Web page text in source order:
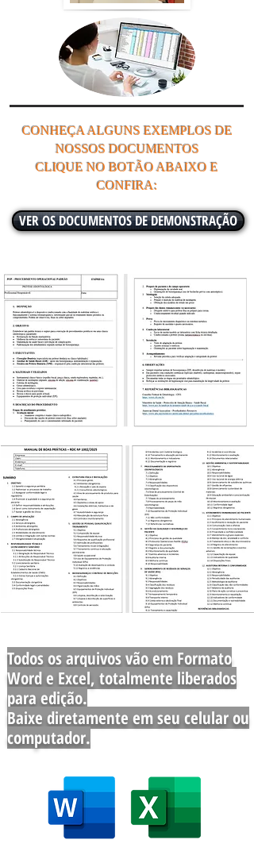
CONHEÇA ALGUNS EXEMPLOS DE
NOSSOS DOCUMENTOS
CLIQUE NO BOTÃO ABAIXO E
CONFIRA:
VER OS DOCUMENTOS DE DEMONSTRAÇÃO
Todos os arquivos vão em Formato
Word e Excel, totalmente liberados
para edição.
Baixe diretamente em seu celular ou
computador.